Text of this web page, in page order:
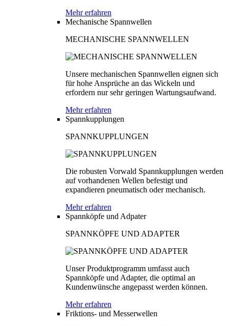
Mehr erfahren
Mechanische Spannwellen
MECHANISCHE SPANNWELLEN
Unsere mechanischen Spannwellen eignen sich
für hohe Ansprüche an das Wickeln und
erfordern nur sehr geringen Wartungsaufwand.
Mehr erfahren
Spannkupplungen
SPANNKUPPLUNGEN
Die robusten Vorwald Spannkupplungen werden
auf vorhandenen Wellen befestigt und
expandieren pneumatisch oder mechanisch.
Mehr erfahren
Spannköpfe und Adpater
SPANNKÖPFE UND ADAPTER
Unser Produktprogramm umfasst auch
Spannköpfe und Adapter, die optimal an
Kundenwünsche angepasst werden können.
Mehr erfahren
Friktions- und Messerwellen